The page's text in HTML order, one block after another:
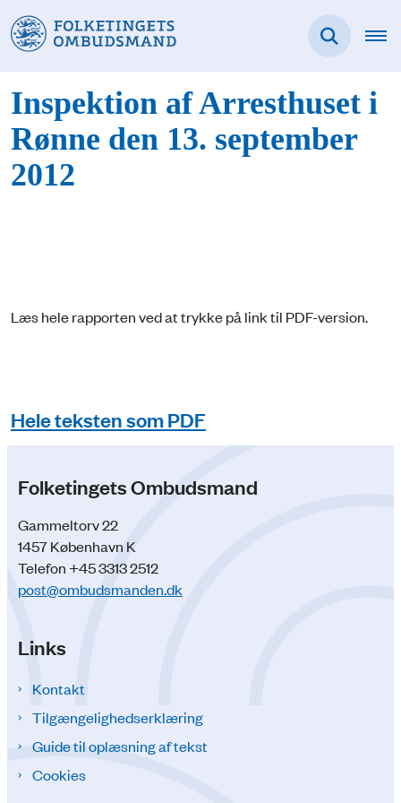
Inspektion af Arresthuset i
Rønne den 13. september
2012
Læs hele rapporten ved at trykke på link til PDF-version.
Hele teksten som PDF
Folketingets Ombudsmand
Gammeltorv 22
1457 København K
Telefon +45 3313 2512
post@ombudsmanden.dk
Links
Kontakt
Tilgængelighedserklæring
Guide til oplæsning af tekst
Cookies